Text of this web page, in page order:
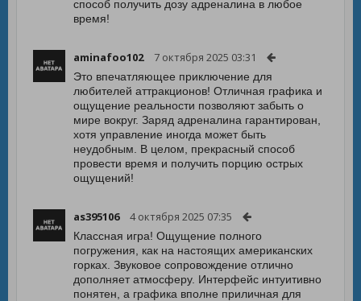
способ получить дозу адреналина в любое
время!
aminafoo102 7 октября 2025 03:31
Это впечатляющее приключение для
любителей аттракционов! Отличная графика и
ощущение реальности позволяют забыть о
мире вокруг. Заряд адреналина гарантирован,
хотя управление иногда может быть
неудобным. В целом, прекрасный способ
провести время и получить порцию острых
ощущений!
as395106 4 октября 2025 07:35
Классная игра! Ощущение полного
погружения, как на настоящих американских
горках. Звуковое сопровождение отлично
дополняет атмосферу. Интерфейс интуитивно
понятен, а графика вполне приличная для